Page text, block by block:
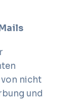
nicht
und